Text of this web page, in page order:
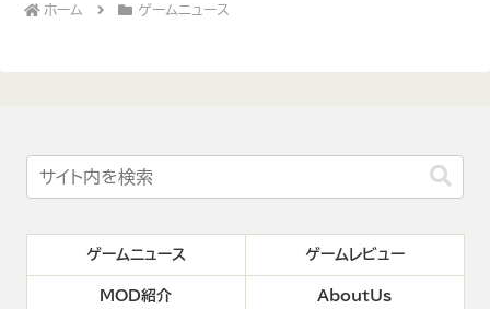
ホーム ゲームニュース
ゲームニュース ゲームレビュー
MOD紹介 AboutUs